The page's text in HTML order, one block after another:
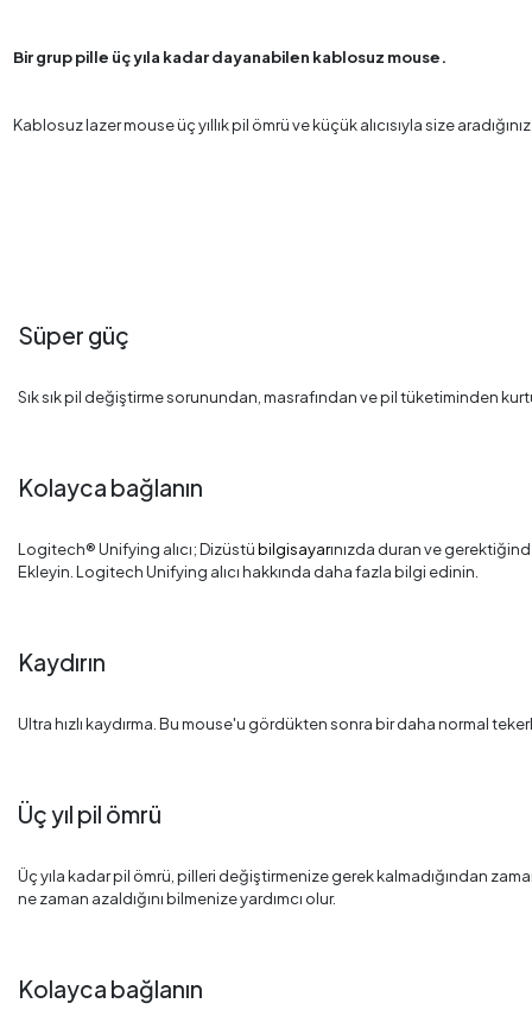
Bir grup pille üç yıla kadar dayanabilen kablosuz mouse.
Kablosuz lazer mouse üç yıllık pil ömrü ve küçük alıcısıyla size
Süper güç
Sık sık pil değiştirme sorunundan, masrafından ve pil tüketiminden
Kolayca bağlanın
Logitech® Unifying alıcı; Dizüstübilgisayarınızda duran ve
Ekleyin. Logitech Unifying alıcı hakkında daha fazla bilgi edinin.
Kaydırın
Ultra hızlı kaydırma. Bu mouse'u gördükten sonra bir daha normal
Üç yıl pil ömrü
Üç yıla kadar pil ömrü, pilleri değiştirmenize gerek kalmadığından
ne zaman azaldığını bilmenize yardımcı olur.
Kolayca bağlanın